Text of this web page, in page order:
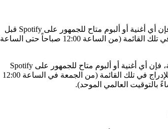
بالنسبة إلى قائمة "أنجح الأغاني" اليومية، فإن أي أغنية أو ألبوم متاح للجمهور على Spotify قبل
يوم التصنيف أو خلاله يكون مؤهلاً للإدراج في تلك القائمة (من الساعة 12:00 صباحاً حتى الساعة
بالنسبة إلى قائمة "أنجح الأغاني" الأسبوعية، فإن أي أغنية أو ألبوم متاح للجمهور على Spotify
قبل أسبوع التصنيف أو خلاله يكون مؤهلاً للإدراج في تلك القائمة (من الجمعة في الساعة 12:00